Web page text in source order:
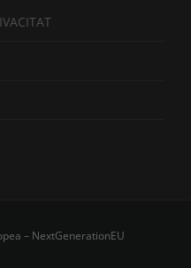
– NextGenerationEU